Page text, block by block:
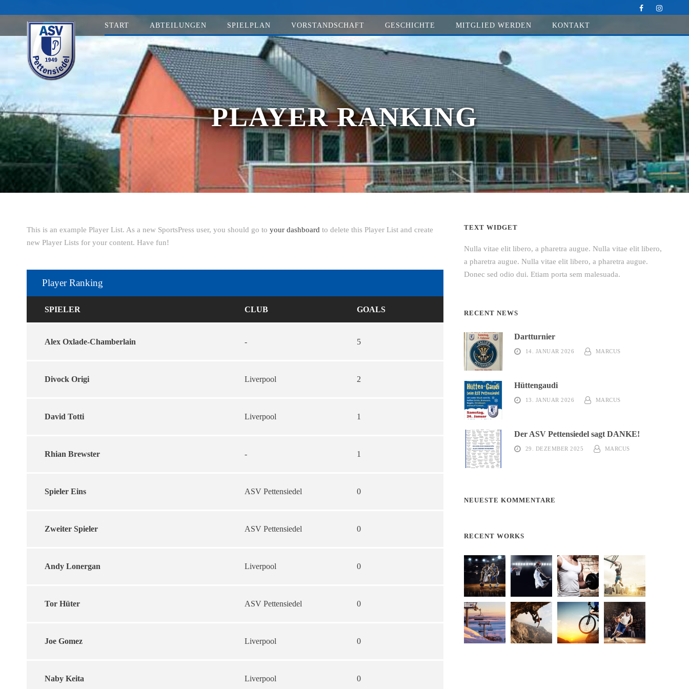
START ABTEILUNGEN SPIELPLAN VORSTANDSCHAFT GESCHICHTE MITGLIED WERDEN KONTAKT
PLAYER RANKING
This is an example Player List. As a new SportsPress user, you should go to your dashboard to delete this Player List and create
new Player Lists for your content. Have fun!
Player Ranking
SPIELER CLUB GOALS
Alex Oxlade-Chamberlain - 5
Divock Origi Liverpool 2
David Totti Liverpool 1
Rhian Brewster - 1
Spieler Eins ASV Pettensiedel 0
Zweiter Spieler ASV Pettensiedel 0
Andy Lonergan Liverpool 0
Tor Hüter ASV Pettensiedel 0
Joe Gomez Liverpool 0
Naby Keita Liverpool 0
TEXT WIDGET
Nulla vitae elit libero, a pharetra augue. Nulla vitae elit libero,
a pharetra augue. Nulla vitae elit libero, a pharetra augue.
Donec sed odio dui. Etiam porta sem malesuada.
RECENT NEWS
Dartturnier
14. JANUAR 2026 MARCUS
Hüttengaudi
13. JANUAR 2026 MARCUS
Der ASV Pettensiedel sagt DANKE!
29. DEZEMBER 2025 MARCUS
NEUESTE KOMMENTARE
RECENT WORKS